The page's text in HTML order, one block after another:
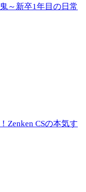
～新卒1年目の日常
Zenken CSの本気す